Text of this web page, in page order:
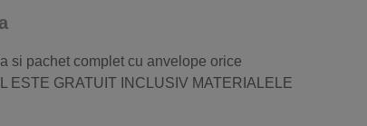
si pachet complet cu anvelope orice
ESTE GRATUIT INCLUSIV MATERIALELE